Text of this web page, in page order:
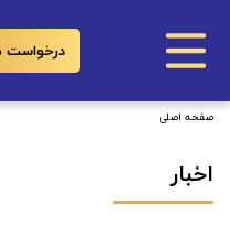
درخواست
اخبار
صفحه اصلی